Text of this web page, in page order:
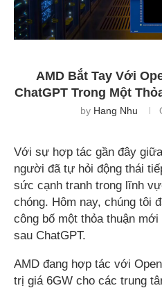
AMD Bắt Tay Với
ChatGPT Trong Một
by Hang Nhu
Với sự hợp tác gần đây
người đã tự hỏi động thái
sức cạnh tranh trong lĩnh
chóng. Hôm nay, chúng tôi
công bố một thỏa thuận
sau ChatGPT.
AMD đang hợp tác với
trị giá 6GW cho các trung